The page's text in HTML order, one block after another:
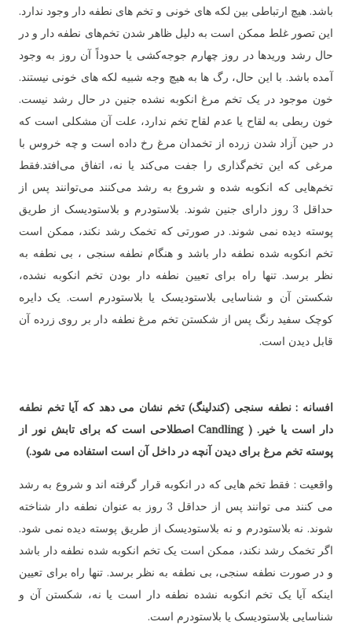
باشد. هیچ ارتباطی بین لکه های خونی و تخم های نطفه دار وجود ندارد.
این تصور غلط ممکن است به دلیل ظاهر شدن تخم‌های نطفه دار و در
حال رشد وریدها در روز چهارم جوجه‌کشی یا حدوداً آن روز به وجود
آمده باشد. با این حال، رگ ها به هیچ وجه شبیه لکه های خونی نیستند.
خون موجود در یک تخم مرغ انکوبه نشده جنین در حال رشد نیست.
خون ربطی به لقاح یا عدم لقاح تخم ندارد، علت آن مشکلی است که
در حین آزاد شدن زرده از تخمدان مرغ رخ داده است و چه خروس با
مرغی که این تخم‌گذاری را جفت می‌کند یا نه، اتفاق می‌افتد.فقط
تخم‌هایی که انکوبه شده و شروع به رشد می‌کنند می‌توانند پس از
حداقل 3 روز دارای جنین شوند. بلاستودرم و بلاستودیسک از طریق
پوسته دیده نمی شوند. در صورتی که تخمک رشد نکند، ممکن است
تخم انکوبه شده نطفه دار باشد و هنگام نطفه سنجی ، بی نطفه به
نظر برسد. تنها راه برای تعیین نطفه دار بودن تخم انکوبه نشده،
شکستن آن و شناسایی بلاستودیسک یا بلاستودرم است. یک دایره
کوچک سفید رنگ پس از شکستن تخم مرغ نطفه دار بر روی زرده آن
قابل دیدن است.
افسانه : نطفه سنجی (کندلینگ) تخم نشان می دهد که آیا تخم نطفه
دار است یا خیر. ( Candling اصطلاحی است که برای تابش نور از
پوسته تخم مرغ برای دیدن آنچه در داخل آن است استفاده می شود.)
واقعیت : فقط تخم هایی که در انکوبه قرار گرفته اند و شروع به رشد
می کنند می توانند پس از حداقل 3 روز به عنوان نطفه دار شناخته
شوند. نه بلاستودرم و نه بلاستودیسک از طریق پوسته دیده نمی شود.
اگر تخمک رشد نکند، ممکن است یک تخم انکوبه شده نطفه دار باشد
و در صورت نطفه سنجی، بی نطفه به نظر برسد. تنها راه برای تعیین
اینکه آیا یک تخم انکوبه نشده نطفه دار است یا نه، شکستن آن و
شناسایی بلاستودیسک یا بلاستودرم است.